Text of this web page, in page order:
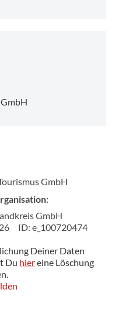
GmbH
GmbH
ID: e_100720474
Deiner Daten
Du hiereine Löschung